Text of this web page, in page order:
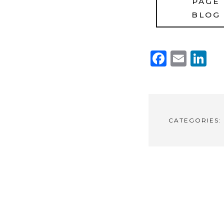
BLOG
Email
CATEGORIES: